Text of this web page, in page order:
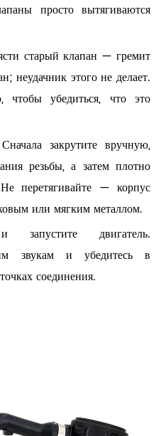
просто вытягиваются
старый клапан — гремит
неудачник этого не делает.
чтобы убедиться, что это
Сначала закрутите вручную,
резьбы, а затем плотно
перетягивайте — корпус
или мягким металлом.
и запустите двигатель.
звукам и убедитесь в
соединения.